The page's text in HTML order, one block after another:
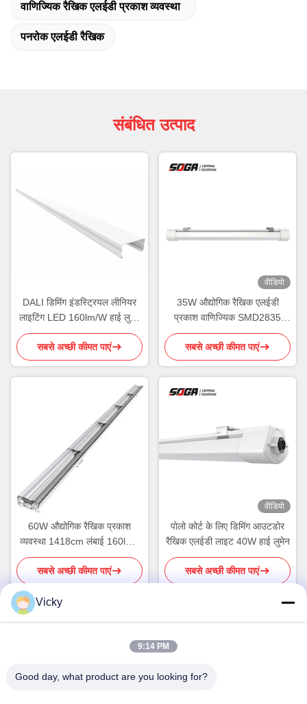
वाणिज्यिक रैखिक एलईडी प्रकाश व्यवस्था
पनरोक एलईडी रैखिक
संबंधित उत्पाद
DALI डिमिंग इंडस्ट्रियल लीनियर
लाइटिंग LED 160lm/W हाई लुमेन
आउटपुट
सबसे अच्छी कीमत पाएं
वीडियो
35W औद्योगिक रैखिक एलईडी
प्रकाश वाणिज्यिक SMD2835
IP65 5950lm
सबसे अच्छी कीमत पाएं
60W औद्योगिक रैखिक प्रकाश
व्यवस्था 1418cm लंबाई 160lm /
W डिमिंग
सबसे अच्छी कीमत पाएं
वीडियो
पोलो कोर्ट के लिए डिमिंग आउटडोर
रैखिक एलईडी लाइट 40W हाई लुमेन
सबसे अच्छी कीमत पाएं
पता
Vicky
9:14 PM
Good day, what product are you looking for?